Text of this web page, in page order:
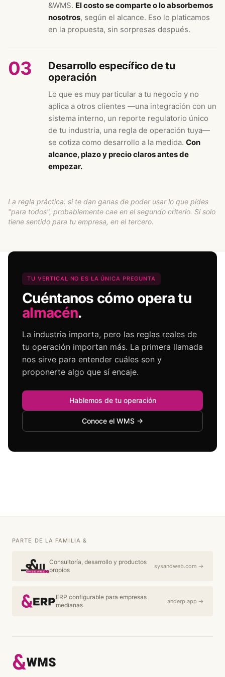
&WMS. El costo se comparte o lo absorbemos
nosotros, según el alcance. Eso lo platicamos
en la propuesta, sin sorpresas después.
03
Desarrollo específico de tu
operación
Lo que es muy particular a tu negocio y no
aplica a otros clientes —una integración con un
sistema interno, un reporte regulatorio único
de tu industria, una regla de operación tuya—
se cotiza como desarrollo a la medida. Con
alcance, plazo y precio claros antes de
empezar.
La regla práctica: si te dan ganas de poder usar lo que pides
"para todos", probablemente cae en el segundo criterio. Si solo
tiene sentido para tu empresa, en el tercero.
TU VERTICAL NO ES LA ÚNICA PREGUNTA
Cuéntanos cómo opera tu
almacén.
La industria importa, pero las reglas reales de
tu operación importan más. La primera llamada
nos sirve para entender cuáles son y
proponerte algo que sí encaje.
Hablemos de tu operación
Conoce el WMS →
PARTE DE LA FAMILIA &
Consultoría, desarrollo y productos
propios
sysandweb.com →
ERP configurable para empresas
medianas
anderp.app →